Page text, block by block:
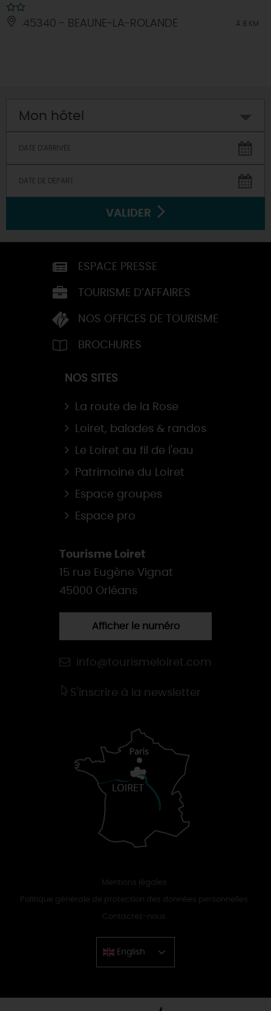
45340 - BEAUNE-LA-ROLANDE À 8 KM
Mon hôtel
VALIDER
ESPACE PRESSE
TOURISME D’AFFAIRES
NOS OFFICES DE TOURISME
BROCHURES
NOS SITES
La route de la Rose
Loiret, balades & randos
Le Loiret au fil de l'eau
Patrimoine du Loiret
Espace groupes
Espace pro
Tourisme Loiret
15 rue Eugène Vignat
45000 Orléans
Afficher le numéro
info@tourismeloiret.com
S'inscrire à la newsletter
Mentions légales
Politique générale de protection des données personnelles
Contactez-nous
English
Chinese